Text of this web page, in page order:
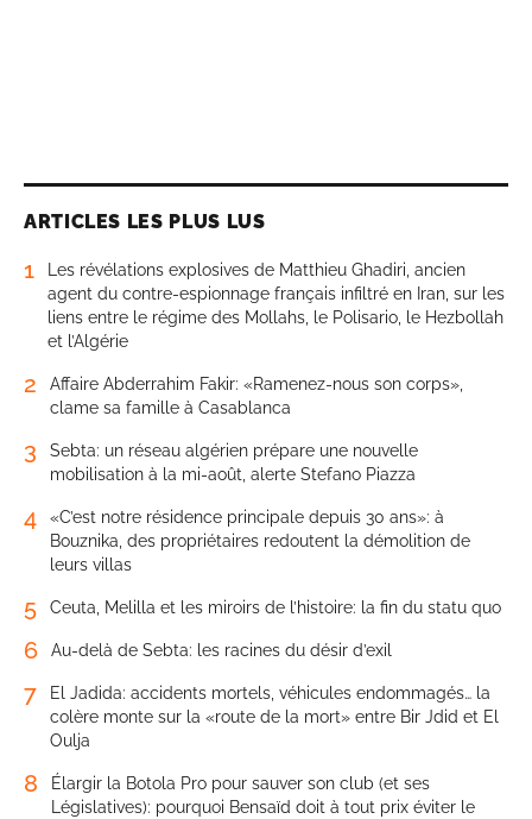
ARTICLES LES PLUS LUS
1
Les révélations explosives de Matthieu Ghadiri, ancien
agent du contre-espionnage français infiltré en Iran, sur les
liens entre le régime des Mollahs, le Polisario, le Hezbollah
et l’Algérie
2
Affaire Abderrahim Fakir: «Ramenez-nous son corps»,
clame sa famille à Casablanca
3
Sebta: un réseau algérien prépare une nouvelle
mobilisation à la mi-août, alerte Stefano Piazza
4
«C’est notre résidence principale depuis 30 ans»: à
Bouznika, des propriétaires redoutent la démolition de
leurs villas
5 Ceuta, Melilla et les miroirs de l’histoire: la fin du statu quo
6 Au-delà de Sebta: les racines du désir d’exil
7
El Jadida: accidents mortels, véhicules endommagés… la
colère monte sur la «route de la mort» entre Bir Jdid et El
Oulja
8
Élargir la Botola Pro pour sauver son club (et ses
Législatives): pourquoi Bensaïd doit à tout prix éviter le